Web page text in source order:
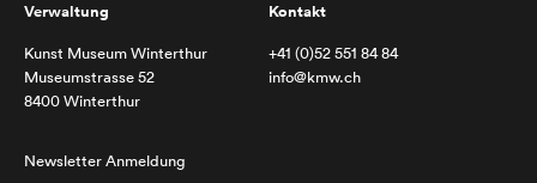
Verwaltung
Kunst Museum Winterthur
Museumstrasse 52
8400 Winterthur
Kontakt
+41 (0)52 551 84 84
info@kmw.ch
Newsletter Anmeldung